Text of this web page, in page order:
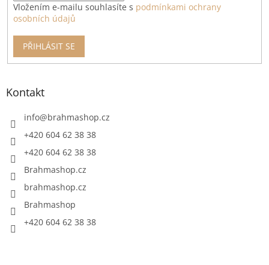
Vložením e-mailu souhlasíte s podmínkami ochrany
osobních údajů
PŘIHLÁSIT SE
Kontakt
info@brahmashop.cz
+420 604 62 38 38
+420 604 62 38 38
Brahmashop.cz
brahmashop.cz
Brahmashop
+420 604 62 38 38